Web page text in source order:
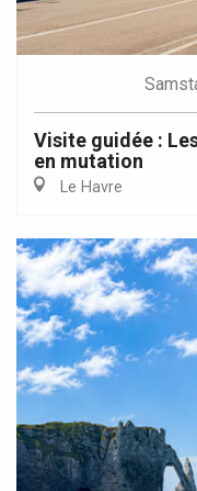
Visite guidée :
en mutation
Le Havre